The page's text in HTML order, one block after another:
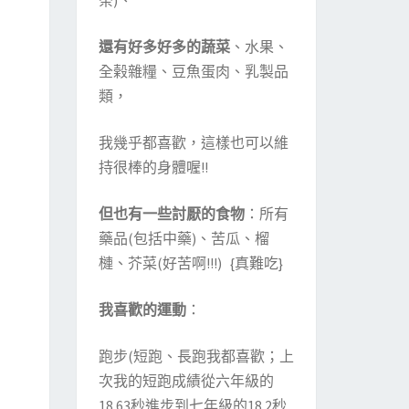
還有好多好多的蔬菜、水果、
全榖雜糧、豆魚蛋肉、乳製品
類，
我幾乎都喜歡，這樣也可以維
持很棒的身體喔!!
但也有一些討厭的食物：所有
藥品(包括中藥)、苦瓜、榴
槤、芥菜(好苦啊!!!) {真難吃}
我喜歡的運動：
跑步(短跑、長跑我都喜歡；上
次我的短跑成績從六年級的
18.63秒進步到七年級的18.2秒